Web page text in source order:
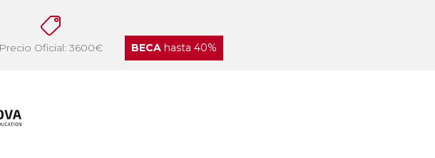
Precio Oficial: 3600€ BECAhasta 40%